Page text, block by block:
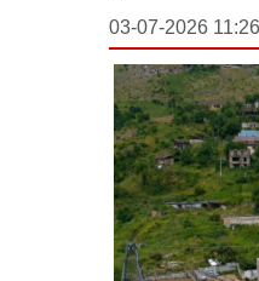
03-07-2026 11:26